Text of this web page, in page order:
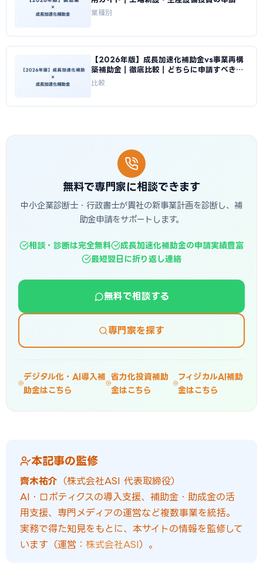
略｜成長加速化補助金ナビ
業種別
【2026年版】成長加速化補助金vs事業再構
築補助金｜徹底比較｜どちらに申請すべきか
｜成長加速化補助金ナビ
比較
無料で専門家に相談できます
中小企業診断士・行政書士が貴社の新事業計画を診断し、補
助金申請をサポートします。
相談・診断は完全無料
成長加速化補助金の申請実績豊富
最短翌日に折り返し連絡
無料で相談する
専門家を探す
デジタル化・AI導入補
助金はこちら
省力化投資補助
金はこちら
フィジカルAI補助
金はこちら
本記事の監修
齊木祐介 （株式会社ASI 代表取締役）
AI・ロボティクスの導入支援、補助金・助成金の活
用支援、専門メディアの運営など複数事業を統括。
実務で得た知見をもとに、本サイトの情報を監修して
います（運営： 株式会社ASI）。